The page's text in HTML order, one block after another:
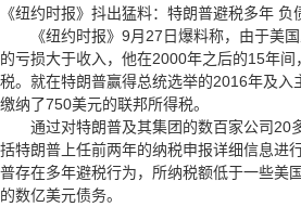
《纽约时报》抖出猛料：特朗普避税多年 负
《纽约时报》9月27日爆料称，由于美国
的亏损大于收入，他在2000年之后的15年
税。就在特朗普赢得总统选举的2016年及入
缴纳了750美元的联邦所得税。
通过对特朗普及其集团的数百家公司20
括特朗普上任前两年的纳税申报详细信息进
普存在多年避税行为，所纳税额低于一些美
的数亿美元债务。